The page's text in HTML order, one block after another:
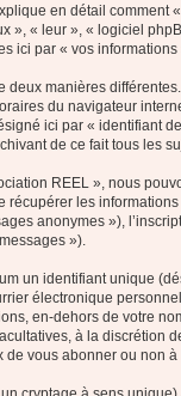
en détail comment
», « leur », « logiciel
ici par « vos informations
deux manières
du navigateur
ici par « identifiant
de ce fait tous les
REEL », nous
récupérer les
anonymes »),
»).
un identifiant unique
électronique
en-dehors de votre
à la discrétion
de vous abonner ou non